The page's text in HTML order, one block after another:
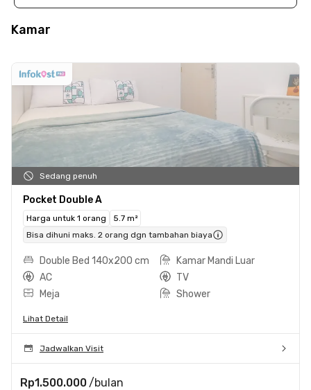
Kamar
Sedang penuh
Pocket Double A
Harga untuk 1 orang
5.7 m²
Bisa dihuni maks. 2 orang dgn tambahan biaya
Double Bed 140x200 cm
Kamar Mandi Luar
AC
TV
Meja
Shower
Lihat Detail
Jadwalkan Visit
Rp1.500.000 /bulan